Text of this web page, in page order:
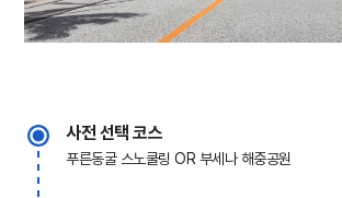
사전 선택 코스
푸른동굴 스노쿨링 OR 부세나 해중공원